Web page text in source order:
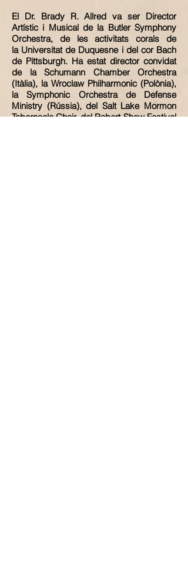
El Dr. Brady R. Allred va ser Director
Artístic i Musical de la Butler Symphony
Orchestra, de les activitats corals de
la Universitat de Duquesne i del cor Bach
de Pittsburgh. Ha estat director convidat
de la Schumann Chamber Orchestra
(Itàlia), la Wroclaw Philharmonic (Polònia),
la Symphonic Orchestra de Defense
Ministry (Rússia), del Salt Lake Mormon
Tabernacle Choir, del Robert Shaw Festival